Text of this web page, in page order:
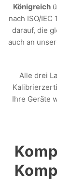
Königreich
nach ISO/
darauf, die
auch an
Alle drei
Ihre Geräte